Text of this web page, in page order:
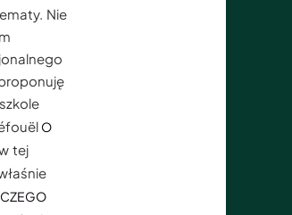
Nie
O
tej